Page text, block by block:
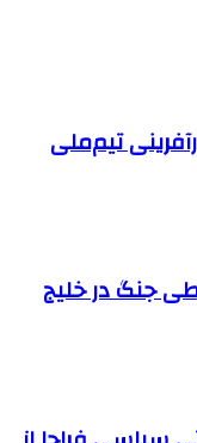
تیم‌ملی
جنگ در خلیج